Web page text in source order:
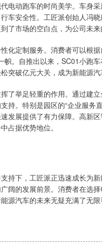
电动跑车的时尚美学。车身
车安全性。工匠派创始人冯
了市场的空白点，为公司未来
化定制服务。消费者可以根
帜。自推出以来，SC01小跑
突破亿元大关，成为新能源汽
了举足轻重的作用。通过建
持。特别是园区的“企业服
发展提供了有力保障。高新
占据优势地位。
持下，工匠派正迅速成长为
阔的发展前景。消费者在选
源汽车的未来无疑充满了无限